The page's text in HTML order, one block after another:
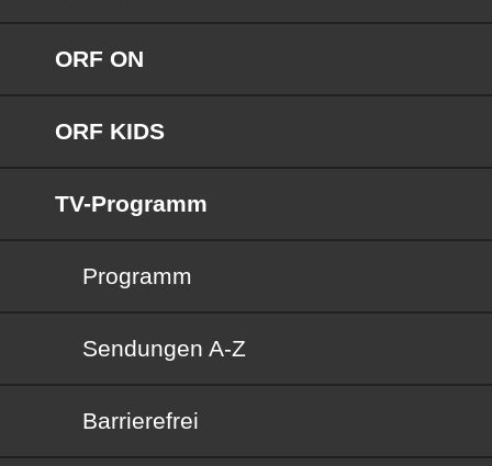
ORF ON
ORF KIDS
TV-Programm
Programm
Sendungen von A bis Z
Sendungen A-Z
Barrierefrei
Barrierefrei